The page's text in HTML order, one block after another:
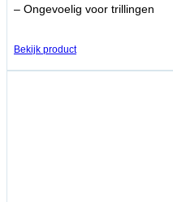
– Ongevoelig voor trillingen
Bekijk product